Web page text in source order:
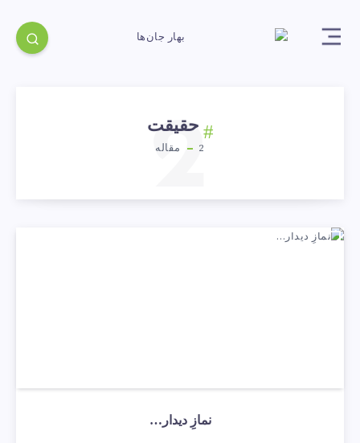
حقیقت
2 مقاله
2
نمازِ دیدار…